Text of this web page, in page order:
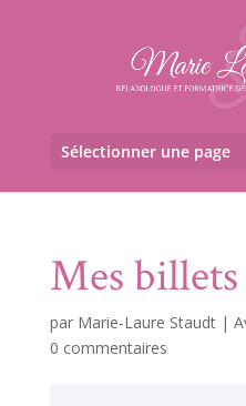
Sélectionner une page
Mes billets
par Marie-Laure Staudt|
0 commentaires